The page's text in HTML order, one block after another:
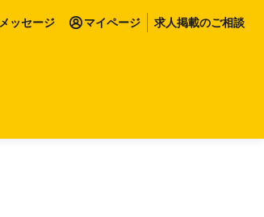
メッセージ マイページ 求人掲載のご相談